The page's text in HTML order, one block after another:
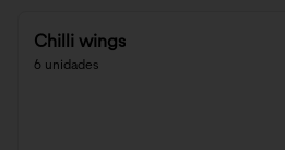
Chilli wings
6 unidades